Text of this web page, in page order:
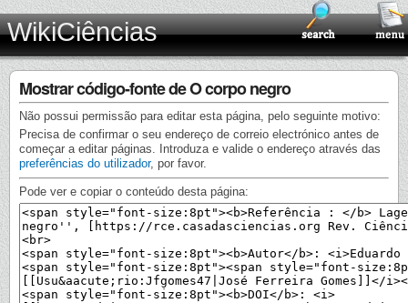
WikiCiências
Mostrar código-fonte de O corpo negro
Não possui permissão para editar esta página, pelo seguinte motivo:
Precisa de confirmar o seu endereço de correio electrónico antes de
começar a editar páginas. Introduza e valide o endereço através das
preferências do utilizador, por favor.
Pode ver e copiar o conteúdo desta página: